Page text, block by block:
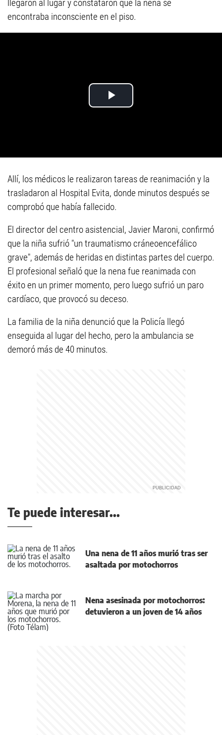
llegaron al lugar y constataron que la nena se
encontraba inconsciente en el piso.
Allí, los médicos le realizaron tareas de reanimación y la
trasladaron al Hospital Evita, donde minutos después se
comprobó que había fallecido.
El director del centro asistencial, Javier Maroni, confirmó
que la niña sufrió "un traumatismo cráneoencefálico
grave", además de heridas en distintas partes del cuerpo.
El profesional señaló que la nena fue reanimada con
éxito en un primer momento, pero luego sufrió un paro
cardíaco, que provocó su deceso.
La familia de la niña denunció que la Policía llegó
enseguida al lugar del hecho, pero la ambulancia se
demoró más de 40 minutos.
Te puede interesar...
Una nena de 11 años murió tras ser
asaltada por motochorros
Nena asesinada por motochorros:
detuvieron a un joven de 14 años